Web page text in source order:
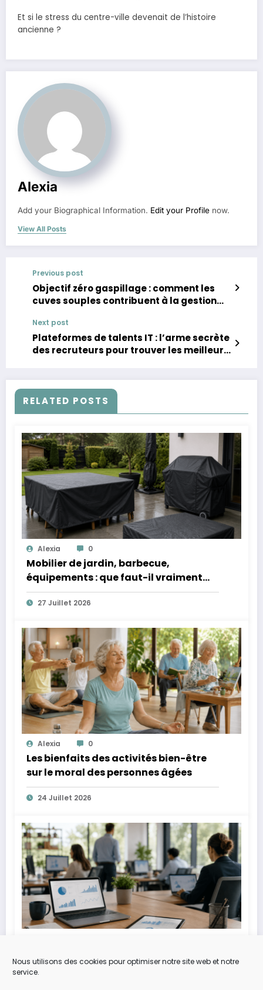
Nous utilisons des cookies pour optimiser notre site web et notre
service.
Et si le stress du centre-ville devenait de l’histoire
ancienne ?
Alexia
Add your Biographical Information. Edit your Profile now.
View All Posts
Previous post
Objectif zéro gaspillage : comment les
cuves souples contribuent à la gestion
Next post
Plateformes de talents IT : l’arme secrète
des recruteurs pour trouver les meilleurs
RELATED POSTS
Alexia 0
Mobilier de jardin, barbecue,
équipements : que faut-il vraiment
protéger quand ils restent dehors ?
27 Juillet 2026
Alexia 0
Les bienfaits des activités bien-être
sur le moral des personnes âgées
24 Juillet 2026
recrutements, les entreprises